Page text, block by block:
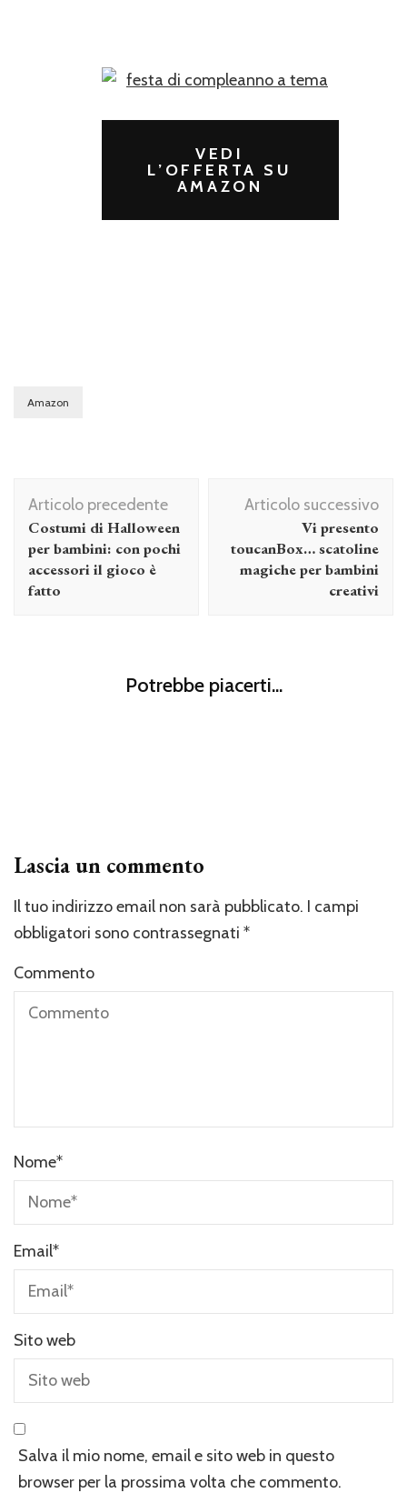
VEDI
L’OFFERTA SU
AMAZON
Amazon
Navigazione
articolo
Articolo precedente
Costumi di Halloween
per bambini: con pochi
accessori il gioco è
fatto
Articolo successivo
Vi presento
toucanBox… scatoline
magiche per bambini
creativi
Potrebbe piacerti...
Bambini – pidocchi – scuola: è possibile prevenire con le
Lascia un commento
Il tuo indirizzo email non sarà pubblicato. I campi
obbligatori sono contrassegnati *
Commento
Nome*
Email*
Sito web
Salva il mio nome, email e sito web in questo
browser per la prossima volta che commento.